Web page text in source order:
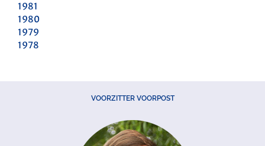
1981
1980
1979
1978
VOORZITTER VOORPOST